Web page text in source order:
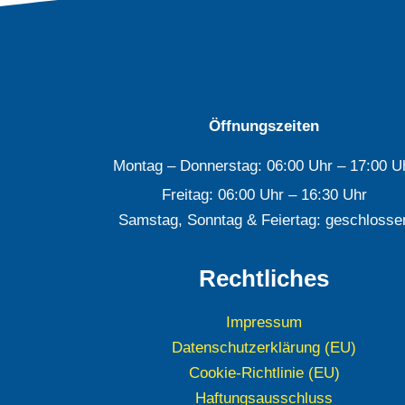
Öffnungszeiten
Montag – Donnerstag: 06:00 Uhr – 17:00
Freitag: 06:00 Uhr – 16:30 Uhr
Samstag, Sonntag & Feiertag:
Rechtliches
Impressum
Datenschutzerklärung (EU)
Cookie-Richtlinie (EU)
Haftungsausschluss